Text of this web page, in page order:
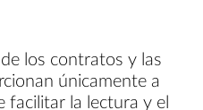
los contratos y las
únicamente a
facilitar la lectura y el